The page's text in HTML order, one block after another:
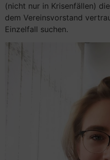
(nicht nur in Krisenfällen)
dem Vereinsvorstand
Einzelfall suchen.